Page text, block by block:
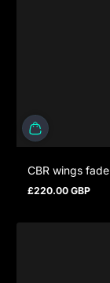
CBR wings fade
Regulärer Preis
£220.00 GBP